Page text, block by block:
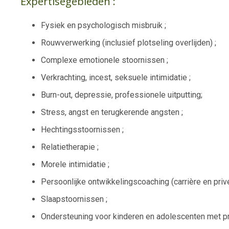
Fysiek en psychologisch misbruik ;
Rouwverwerking (inclusief plotseling overlijden) ;
Complexe emotionele stoornissen ;
Verkrachting, incest, seksuele intimidatie ;
Burn-out, depressie, professionele uitputting;
Stress, angst en terugkerende angsten ;
Hechtingsstoornissen ;
Relatietherapie ;
Morele intimidatie ;
Persoonlijke ontwikkelingscoaching (carrière en
Slaapstoornissen ;
Ondersteuning voor kinderen en adolescenten met